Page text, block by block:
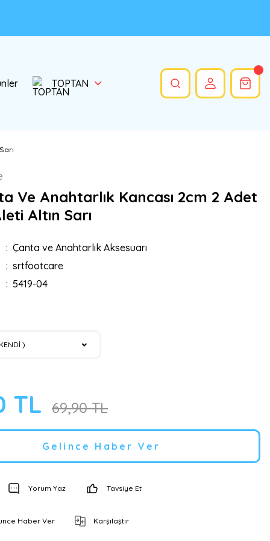
TOPTAN
Ve Anahtarlık Kancası 2cm 2 Adet
Altın Sarı
Çanta ve Anahtarlık Aksesuarı
srtfootcare
5419-04
TL 69,90 TL
Gelince Haber Ver
Yorum Yaz Tavsiye Et
Haber Ver Karşılaştır